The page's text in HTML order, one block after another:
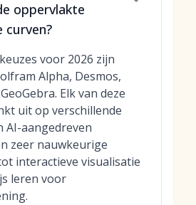
oppervlakte
curven?
voor 2026 zijn
Alpha, Desmos,
Elk van deze
uit op verschillende
AI-aangedreven
zeer nauwkeurige
interactieve visualisatie
leren voor